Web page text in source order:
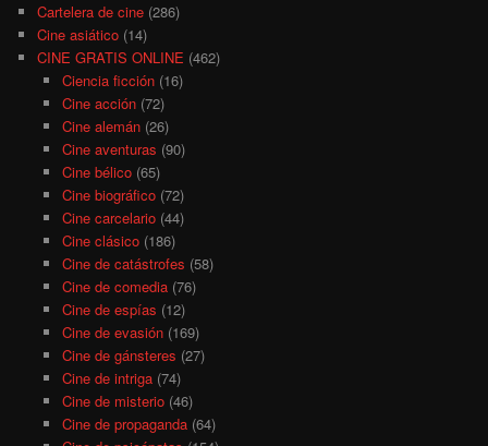
Cartelera de cine (286)
Cine asiático (14)
CINE GRATIS ONLINE (462)
Ciencia ficción(16)
Cine acción(72)
Cine alemán(26)
Cine aventuras (90)
Cine bélico(65)
Cine biográfico(72)
Cine carcelario(44)
Cine clásico(186)
Cine de catástrofes (58)
Cine de comedia(76)
Cine de espías (12)
Cine de evasión(169)
Cine de gánsteres (27)
Cine de intriga(74)
Cine de misterio(46)
Cine de propaganda(64)